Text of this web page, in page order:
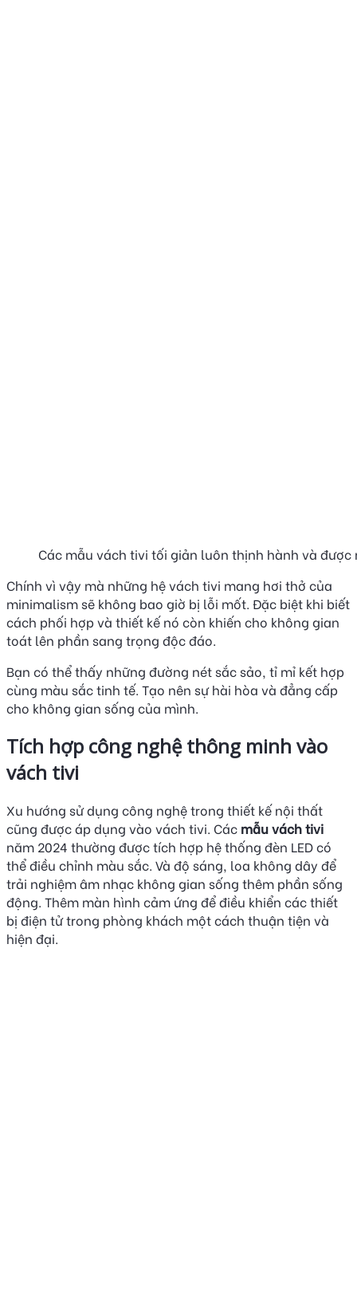
Các mẫu vách tivi tối giản luôn thịnh hành và
Chính vì vậy mà những hệ vách tivi mang hơi thở của
minimalism sẽ không bao giờ bị lỗi mốt. Đặc biệt khi biết
cách phối hợp và thiết kế nó còn khiến cho không gian
toát lên phần sang trọng độc đáo.
Bạn có thể thấy những đường nét sắc sảo, tỉ mỉ kết hợp
cùng màu sắc tinh tế. Tạo nên sự hài hòa và đẳng cấp
cho không gian sống của mình.
Tích hợp công nghệ thông minh vào
vách tivi
Xu hướng sử dụng công nghệ trong thiết kế nội thất
cũng được áp dụng vào vách tivi. Các mẫu vách tivi
năm 2024 thường được tích hợp hệ thống đèn LED có
thể điều chỉnh màu sắc. Và độ sáng, loa không dây để
trải nghiệm âm nhạc không gian sống thêm phần sống
động. Thêm màn hình cảm ứng để điều khiển các thiết
bị điện tử trong phòng khách một cách thuận tiện và
hiện đại.